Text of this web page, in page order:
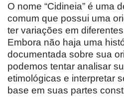
O nome “Cidineia” é uma
comum que possui uma
ter variações em
Embora não haja uma
documentada sobre sua
podemos tentar analisar
etimológicas e interpretar
base em suas partes